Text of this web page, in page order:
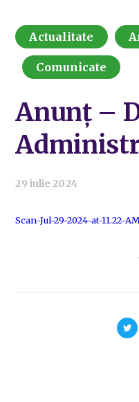
Actualitate
Comunicate
Anunț –
29 iulie 2024
Scan-Jul-29-2024-at-11.22-AM